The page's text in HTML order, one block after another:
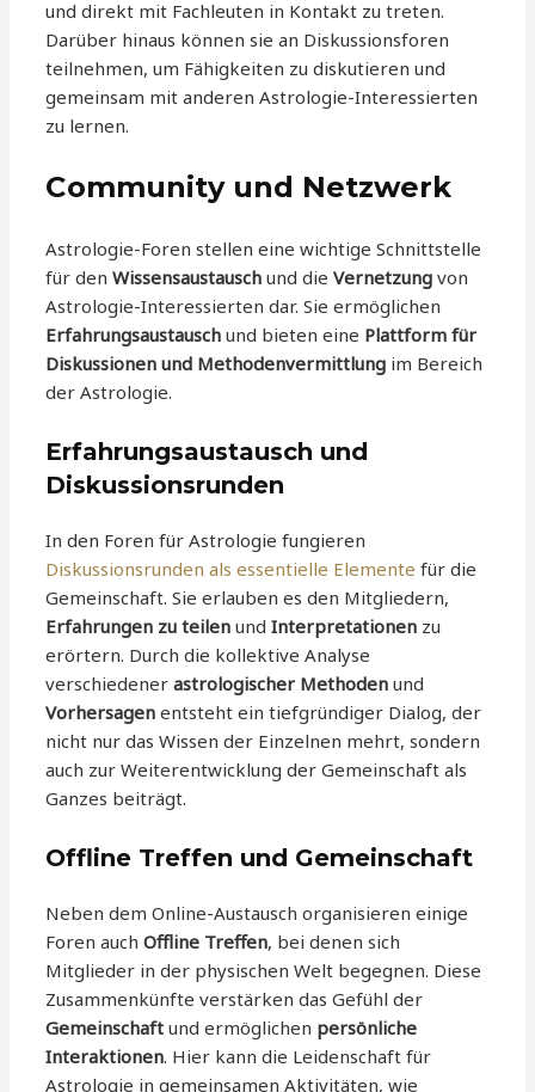
und direkt mit Fachleuten in Kontakt zu treten.
Darüber hinaus können sie an Diskussionsforen
teilnehmen, um Fähigkeiten zu diskutieren und
gemeinsam mit anderen Astrologie-Interessierten
zu lernen.
Community und Netzwerk
Astrologie-Foren stellen eine wichtige Schnittstelle
für denWissensaustausch und dieVernetzung von
Astrologie-Interessierten dar. Sie ermöglichen
Erfahrungsaustausch und bieten eine Plattform für
Diskussionen und Methodenvermittlung im Bereich
der Astrologie.
Erfahrungsaustausch und
Diskussionsrunden
In den Foren für Astrologie fungieren
Diskussionsrunden als essentielle Elemente für die
Gemeinschaft. Sie erlauben es den Mitgliedern,
Erfahrungen zu teilen undInterpretationen zu
erörtern. Durch die kollektive Analyse
verschiedenerastrologischer Methoden und
Vorhersagen entsteht ein tiefgründiger Dialog, der
nicht nur das Wissen der Einzelnen mehrt, sondern
auch zur Weiterentwicklung der Gemeinschaft als
Ganzes beiträgt.
Offline Treffen und Gemeinschaft
Neben dem Online-Austausch organisieren einige
Foren auchOffline Treffen, bei denen sich
Mitglieder in der physischen Welt begegnen. Diese
Zusammenkünfte verstärken das Gefühl der
Gemeinschaft und ermöglichen persönliche
Interaktionen. Hier kann die Leidenschaft für
Astrologie in gemeinsamen Aktivitäten, wie